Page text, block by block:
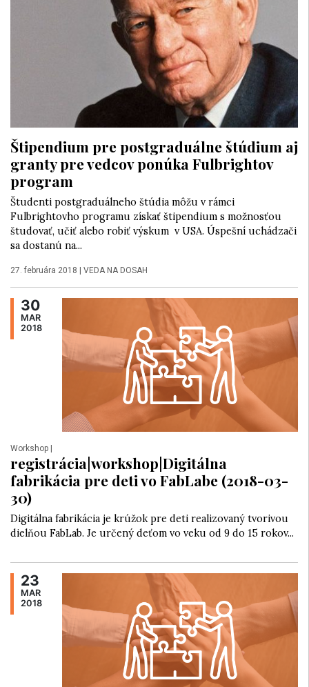
Štipendium pre postgraduálne štúdium aj
granty pre vedcov ponúka Fulbrightov
program
Študenti postgraduálneho štúdia môžu v rámci
Fulbrightovho programu získať štipendium s možnosťou
študovať, učiť alebo robiť výskum v USA. Úspešní uchádzači
sa dostanú na...
27. februára 2018 VEDA NA DOSAH
30
MAR
2018
Workshop
registrácia|workshop|Digitálna
fabrikácia pre deti vo FabLabe (2018-03-
30)
Digitálna fabrikácia je krúžok pre deti realizovaný tvorivou
dielňou FabLab. Je určený deťom vo veku od 9 do 15 rokov...
23
MAR
2018